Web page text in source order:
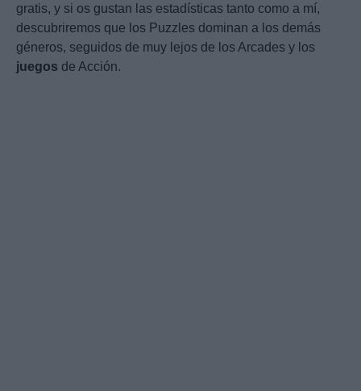
gratis, y si os gustan las estadísticas tanto como a mí,
descubriremos que los Puzzles dominan a los demás
géneros, seguidos de muy lejos de los Arcades y los
juegos de Acción.